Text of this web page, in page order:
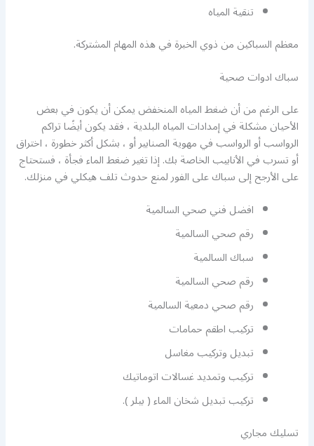
تنقية المياه
معظم السباكين من ذوي الخبرة في هذه المهام المشتركة.
سباك ادوات صحية
على الرغم من أن ضغط المياه المنخفض يمكن أن يكون في بعض
الأحيان مشكلة في إمدادات المياه البلدية ، فقد يكون أيضًا تراكم
الرواسب أو الرواسب في مهوية الصنابير أو ، بشكل أكثر خطورة ، اختراق
أو تسرب في الأنابيب الخاصة بك. إذا تغير ضغط الماء فجأة ، فستحتاج
على الأرجح إلى سباك على الفور لمنع حدوث تلف هيكلي في منزلك.
افضل فني صحي السالمية
رقم صحي السالمية
سباك السالمية
رقم صحي السالمية
رقم صحي دمعية السالمية
تركيب اطقم حمامات
تبديل وتركيب مغاسل
تركيب وتمديد غسالات اتوماتيك
تركيب تبديل شخان الماء ( بيلر ).
تسليك مجاري